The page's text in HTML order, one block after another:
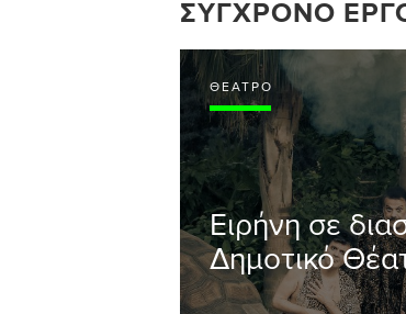
ΣΎΓΧΡΟΝΟ
ΘΈΑΤΡΟ
Ειρήνη σε
Δημοτικό